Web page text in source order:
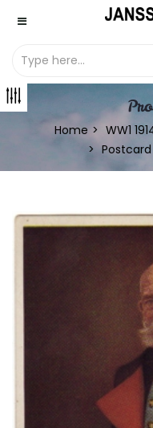
Home WW1